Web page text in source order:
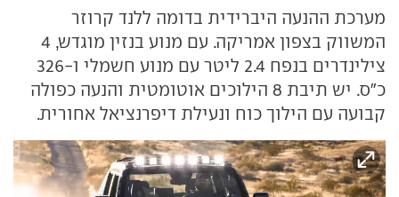
מערכת ההנעה היברידית בדומה ללנד קרוזר
המשווק בצפון אמריקה. עם מנוע בנזין מוגדש, 4
צילינדרים בנפח 2.4 ליטר עם מנוע חשמלי ו-326
כ"ס. יש תיבת 8 הילוכים אוטומטית והנעה כפולה
קבועה עם הילוך כוח ונעילת דיפרנציאל אחורית.